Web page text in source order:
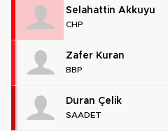
Selahattin Akkuyu
CHP
Zafer Kuran
BBP
Duran Çelik
SAADET